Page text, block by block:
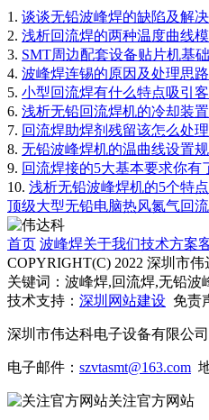
1. 谈谈无铅波峰焊的缺陷及解
2. 浅析回流焊的两种温度曲线
3. SMT周边配套设备贴片机基
4. 波峰焊连锡的原因及处理思路
5. 小型回流焊有什么特点吸引
6. 浅析无铅回流焊机的冷却装
7. 回流焊助焊剂残留该怎么处理
8. 无铅波峰焊机的温曲线设置
9. 回流焊接的5大基本要求你有
10. 浅析无铅波峰焊机的5个特点
顶级大型无铅电脑热风氮气回
首页 波峰焊关于我们技术方案
COPYRIGHT(C) 2022 深圳市
关键词：波峰焊,回流焊,无铅
技术支持： 深圳网站建设 免责
深圳市伟达科电子设备有限公司
电子邮件： szvtasmt@163.com
关注官方网站